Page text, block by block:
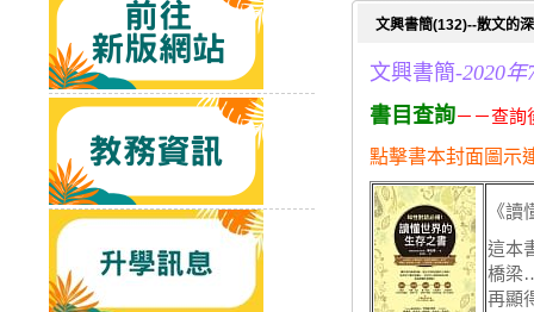
文興書簡(132)--散文的
文興書簡-2020年
書目查詢－－查詢
點擊書本封面圖示
《
這本
橋梁
再顯